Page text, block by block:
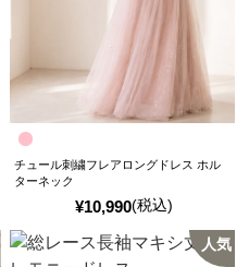
¥10,990(税込)
チュール刺繍フレアロングドレス ホル
ターネック
人気